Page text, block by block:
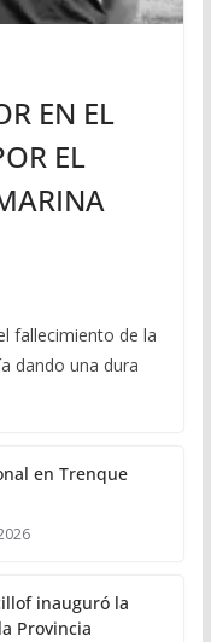
EN EL
EL
fallecimiento de la
dando una dura
en Trenque
inauguró la
Provincia